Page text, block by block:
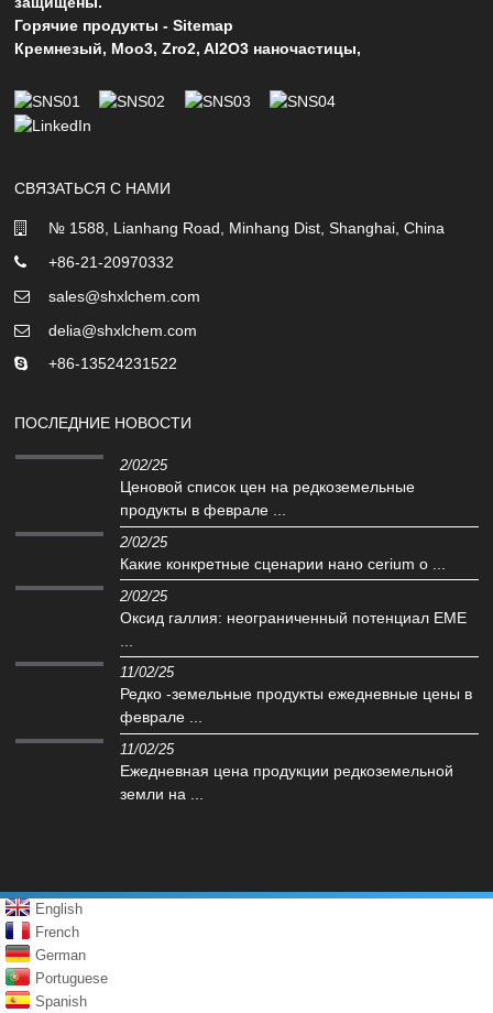
Горячие продукты -Sitemap
Кремнезый, Moo3,Zro2,Al2O3 наночастицы,
СВЯЗАТЬСЯ С НАМИ
№ 1588, Lianhang Road, Minhang Dist, Shanghai, China
+86-21-20970332
sales@shxlchem.com
delia@shxlchem.com
+86-13524231522
ПОСЛЕДНИЕ НОВОСТИ
2/02/25
Ценовой список цен на редкоземельные
продукты в феврале ...
2/02/25
Какие конкретные сценарии нано cerium o ...
2/02/25
Оксид галлия: неограниченный потенциал EME
11/02/25
Редко -земельные продукты ежедневные цены в
феврале ...
11/02/25
Ежедневная цена продукции редкоземельной
земли на ...
English
French
German
Portuguese
Spanish